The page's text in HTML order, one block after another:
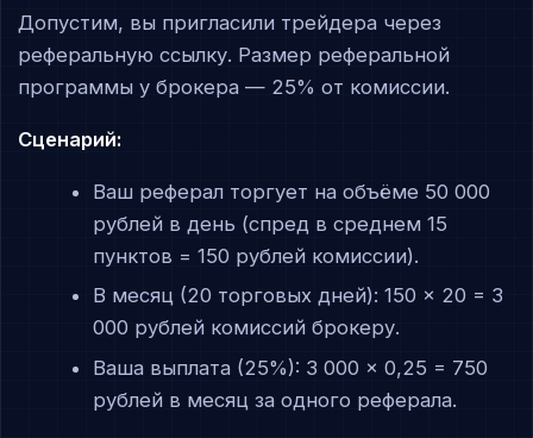
Допустим, вы пригласили трейдера через
реферальную ссылку. Размер реферальной
программы у брокера — 25% от комиссии.
Сценарий:
Ваш реферал торгует на объёме 50 000
рублей в день (спред в среднем 15
пунктов = 150 рублей комиссии).
В месяц (20 торговых дней): 150 × 20 = 3
000 рублей комиссий брокеру.
Ваша выплата (25%): 3 000 × 0,25 = 750
рублей в месяц за одного реферала.